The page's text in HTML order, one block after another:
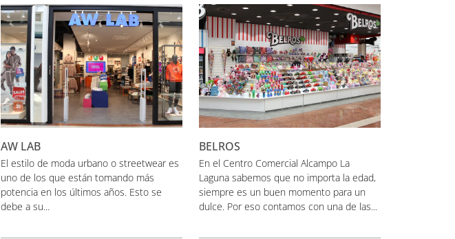
AW LAB
El estilo de moda urbano o streetwear es
uno de los que están tomando más
potencia en los últimos años. Esto se
debe a su...
BELROS
En el Centro Comercial Alcampo La
Laguna sabemos que no importa la edad,
siempre es un buen momento para un
dulce. Por eso contamos con una de las...